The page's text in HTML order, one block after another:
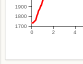
1700
1800
1900
0 2 4